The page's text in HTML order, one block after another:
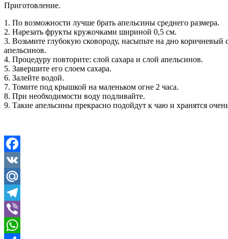
Приготовление.
1. По возможности лучше брать апельсины среднего размера.
2. Нарезать фрукты кружочками шириной 0,5 см.
3. Возьмите глубокую сковороду, насыпьте на дно коричневый
апельсинов.
4. Процедуру повторите: слой сахара и слой апельсинов.
5. Завершите его слоем сахара.
6. Залейте водой.
7. Томите под крышкой на маленьком огне 2 часа.
8. При необходимости воду подливайте.
9. Такие апельсины прекрасно подойдут к чаю и хранятся
Facebook
VK
Mail.Ru
Telegram
Viber